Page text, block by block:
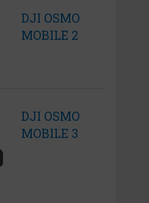
DJI OSMO
MOBILE 2
DJI OSMO
MOBILE 3